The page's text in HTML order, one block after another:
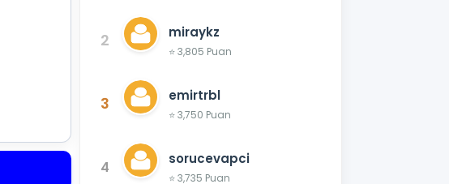
2 miraykz
⭐ 3,805 Puan
3 emirtrbl
⭐ 3,750 Puan
4 sorucevapci
⭐ 3,735 Puan